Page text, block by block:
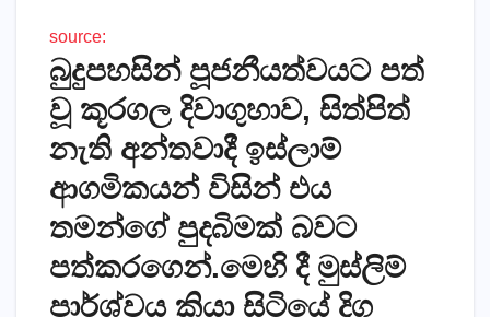
source:
බුදුපහසින් පූජනීයත්වයට පත්
වූ කූරගල දිවාගුහාව, සිත්පිත්
නැති අන්තවාදී ඉස්ලාම්
ආගමිකයන් විසින් එය
තමන්ගේ පුදබිමක් බවට
පත්කරගෙන්‍‍‍‍‍‍.මෙහි දී මුස්ලිම්
පාර්ශ්වය කියා සිටියේ දිගු